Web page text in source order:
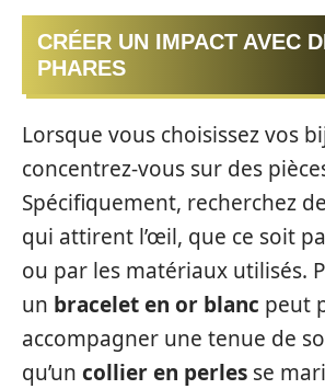
CRÉER UN IMPACT AVEC
PHARES
Lorsque vous choisissez vos
concentrez-vous sur des
Spécifiquement, recherchez
qui attirent l’œil, que ce soit
ou par les matériaux utilisés.
un bracelet en or blanc peut
accompagner une tenue de
qu’un collier en perles se